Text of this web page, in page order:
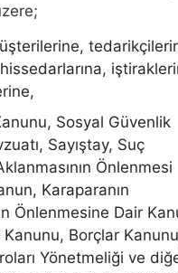
Sosyal Güvenlik
Sayıştay, Suç
Önlenmesi
Karaparanın
Önlenmesine Dair
Borçlar
Yönetmeliği ve